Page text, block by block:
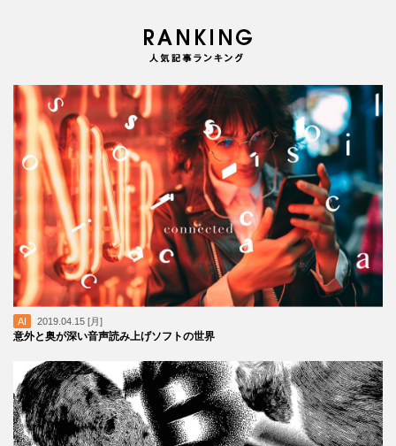
AI 2019.04.15 [月]
意外と奥が深い音声読み上げソフトの世界